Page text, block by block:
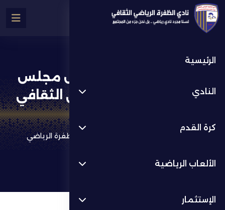
الرئيسية
النادي
كرة القدم
الألعاب الرياضية
الإستثمار
نهيان بن زايد يعيد تشكيل مجلس
إدارة نادي الظفرة الرياضي الثقافي
كرة القدم
نهيان بن زايد يعيد تشكيل مجلس إدارة نادي الظفرة الرياضي